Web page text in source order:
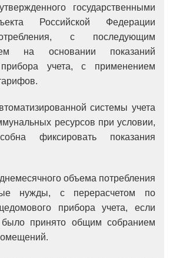
государственными
Российской Федерации
с последующим
на основании показаний
учета, с применением
системы учета
ресурсов при условии,
фиксировать показания
объема потребления
нужды, с перерасчетом по
прибора учета, если
принято общим собранием